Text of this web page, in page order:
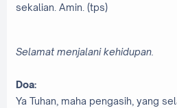
sekalian. Amin. (tps)
Selamat menjalani kehidupan.
Doa:
Ya Tuhan, maha pengasih, yang